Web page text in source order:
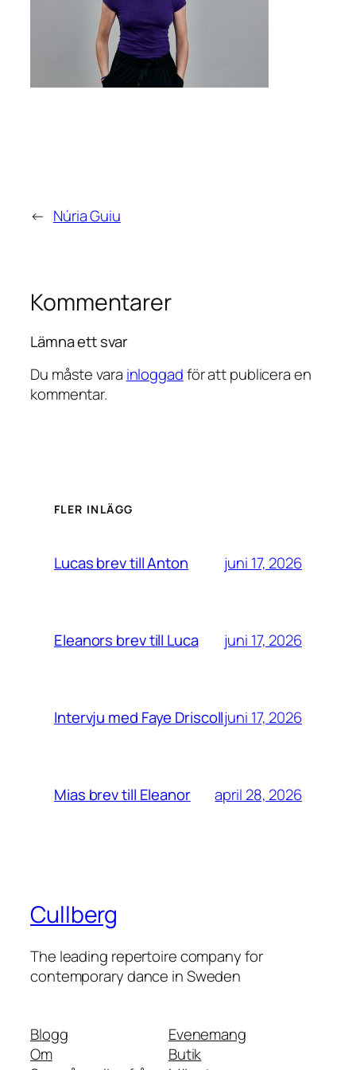
← Núria Guiu
Kommentarer
Lämna ett svar
Du måste vara inloggadför att publicera en
kommentar.
FLER INLÄGG
Lucas brev till Anton juni 17, 2026
Eleanors brev till Luca juni 17, 2026
Intervju med Faye Driscolljuni 17, 2026
Mias brev till Eleanor april 28, 2026
Cullberg
The leading repertoire company for
contemporary dance in Sweden
Blogg
Om
Evenemang
Butik